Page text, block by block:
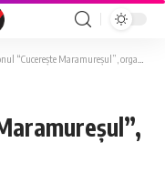
“Cucerește Maramureșul”, organizat la Mogoșa